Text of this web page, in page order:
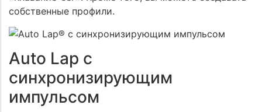
собственные профили.
Auto Lap с
синхронизирующим
импульсом